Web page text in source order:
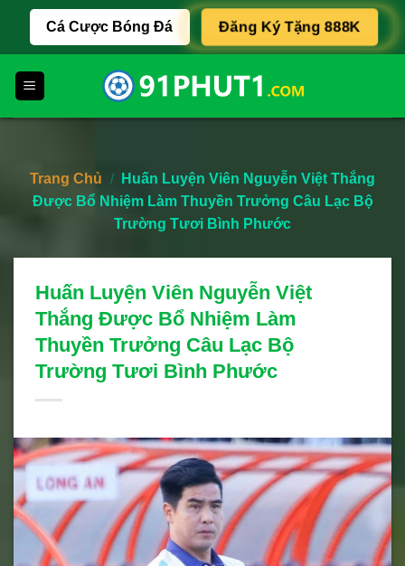
content
Cá Cược Bóng Đá Đăng Ký Tặng 888K
Trang Chủ /
Huấn Luyện Viên Nguyễn Việt Thắng
Được Bổ Nhiệm Làm Thuyền Trưởng Câu Lạc Bộ
Trường Tươi Bình Phước
Huấn Luyện Viên Nguyễn Việt
Thắng Được Bổ Nhiệm Làm
Thuyền Trưởng Câu Lạc Bộ
Trường Tươi Bình Phước